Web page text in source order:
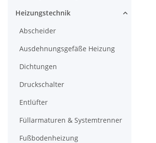
Heizungstechnik
Abscheider
Ausdehnungsgefäße Heizung
Dichtungen
Druckschalter
Entlüfter
Füllarmaturen & Systemtrenner
Fußbodenheizung